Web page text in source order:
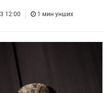
12:00 1 мин унших